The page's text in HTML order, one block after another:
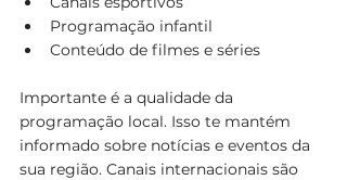
Programação infantil
Conteúdo de filmes e séries
Importante é a qualidade da
programação local. Isso te mantém
informado sobre notícias e eventos da
sua região. Canais internacionais são